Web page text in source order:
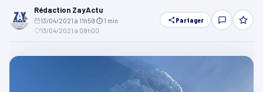
Rédaction ZayActu
13/04/2021 à 11h59 ⏱ 1 min
13/04/2021 à 08h00
Partager